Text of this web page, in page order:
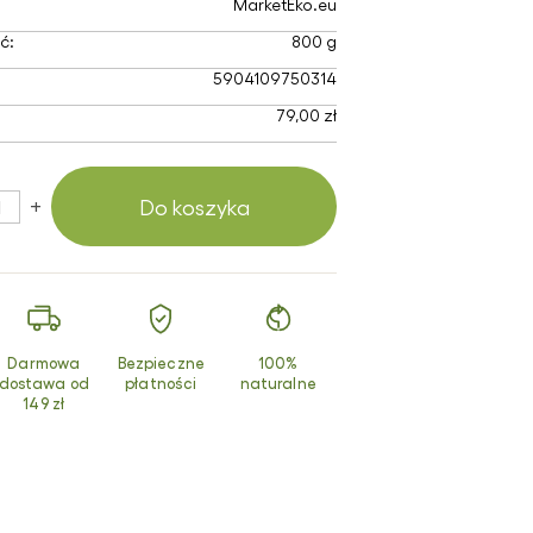
ślimaka
MarketEko.eu
800 g
5904109750314
79,00 zł
+ Do koszyka
Darmowa
dostawa od
149 zł
Bezpieczne
płatności
100%
naturalne